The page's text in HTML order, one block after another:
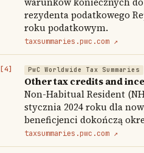
rezydenta podatkowego
roku podatkowym.
taxsummaries.pwc.com ↗
PwC Worldwide Tax Summaries
Other tax credits and
Non-Habitual Resident
stycznia 2024 roku dla
beneficjenci dokończą
taxsummaries.pwc.com ↗